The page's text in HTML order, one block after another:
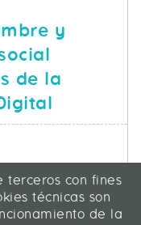
y
de la
RECESIÓN,
Avanzadas SL
Madrid
terceros con fines
técnicas son
de la